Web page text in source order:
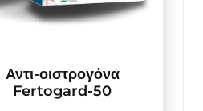
Αντι-οιστρογόνα
Fertogard-50